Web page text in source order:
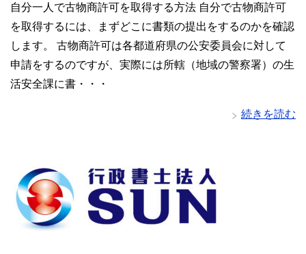
自分一人で古物商許可を取得する方法 自分で古物商許可
を取得するには、まずどこに書類の提出をするのかを確認
します。 古物商許可は各都道府県の公安委員会に対して
申請をするのですが、実際には所轄（地域の警察署）の生
活安全課に書・・・
続きを読む